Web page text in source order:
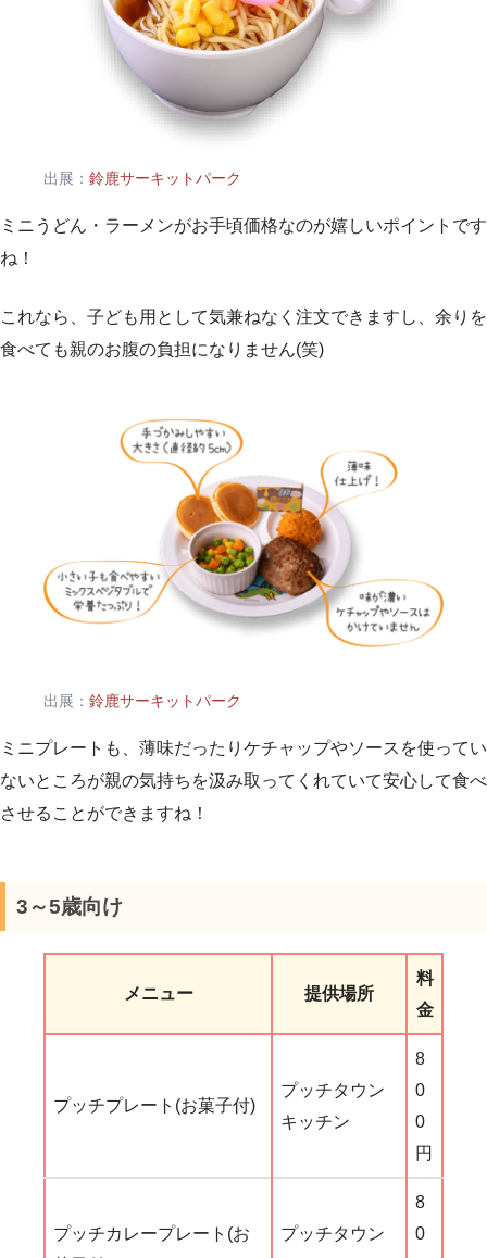
出展： 鈴鹿サーキットパーク
ミニうどん・ラーメンがお手頃価格なのが嬉しいポイントです
ね！
これなら、子ども用として気兼ねなく注文できますし、余りを
食べても親のお腹の負担になりません(笑)
出展： 鈴鹿サーキットパーク
ミニプレートも、薄味だったりケチャップやソースを使ってい
ないところが親の気持ちを汲み取ってくれていて安心して食べ
させることができますね！
3～5歳向け
メニュー 提供場所
料
金
プッチプレート(お菓子付)
プッチタウン
キッチン
8
0
0
円
プッチカレープレート(お
プッチタウン
8
0